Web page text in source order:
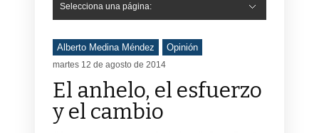
Selecciona una página:
Alberto Medina Méndez Opinión
martes 12 de agosto de 2014
El anhelo, el esfuerzo
y el cambio